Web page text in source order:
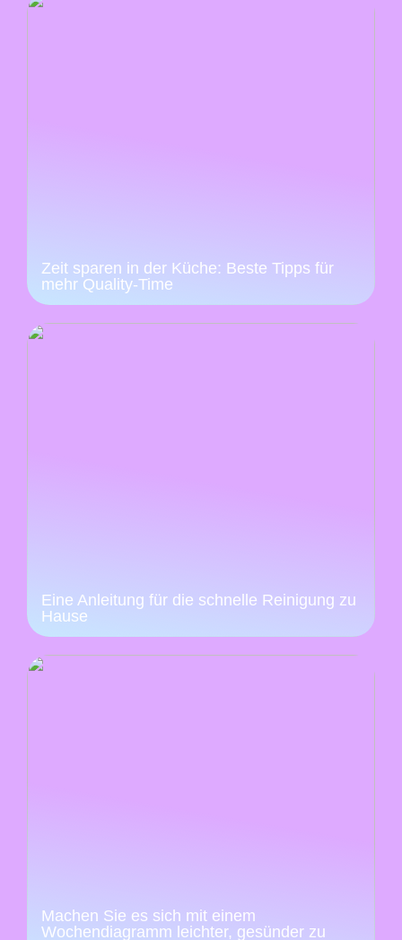
Zeit sparen in der Küche: Beste Tipps für
mehr Quality-Time
Eine Anleitung für die schnelle Reinigung zu
Hause
Machen Sie es sich mit einem
Wochendiagramm leichter, gesünder zu